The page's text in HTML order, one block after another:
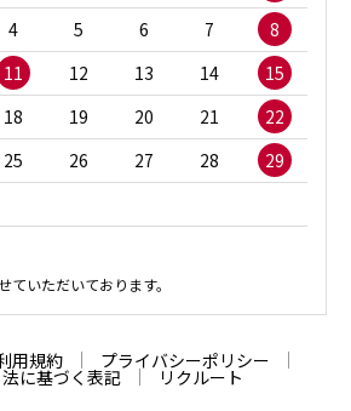
4 5 6 7
8
11 12 13 14
15
18 19 20 21
22
25 26 27 28
29
いただいております。
用規約 プライバシーポリシー
に基づく表記 リクルート